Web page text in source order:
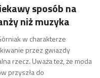
sposób na
niż muzyka
w charakterze
przez gwiazdy
rzecz. Uważa też, że moda
przyszła do